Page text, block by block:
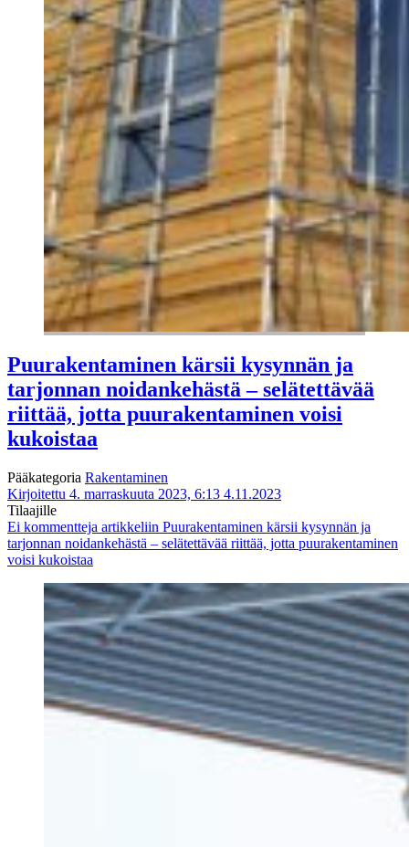
Puurakentaminen kärsii kysynnän ja
tarjonnan noidankehästä – selätettävää
riittää, jotta puurakentaminen voisi
kukoistaa
Pääkategoria Rakentaminen
Kirjoitettu 4. marraskuuta 2023, 6:13 4.11.2023
Tilaajille
Ei kommentteja artikkeliin Puurakentaminen kärsii kysynnän ja
tarjonnan noidankehästä – selätettävää riittää, jotta puurakentaminen
voisi kukoistaa